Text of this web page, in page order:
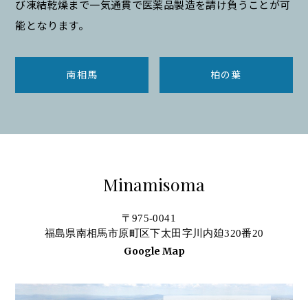
び凍結乾燥まで一気通貫で医薬品製造を請け負うことが可
能となります。
南相馬 柏の葉
Minamisoma
〒975-0041
福島県南相馬市原町区下太田字川内廹320番20
Google Map